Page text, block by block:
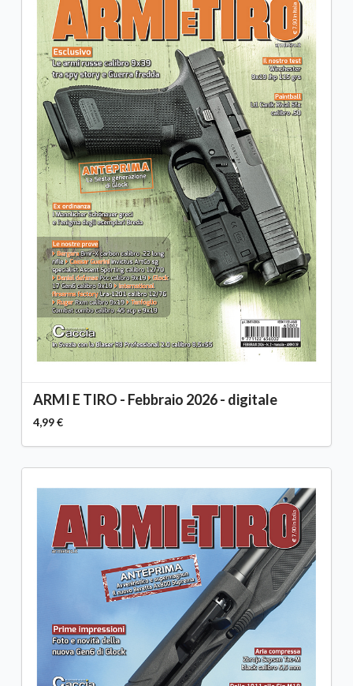
ARMI E TIRO - Febbraio 2026 - digitale
4,99 €